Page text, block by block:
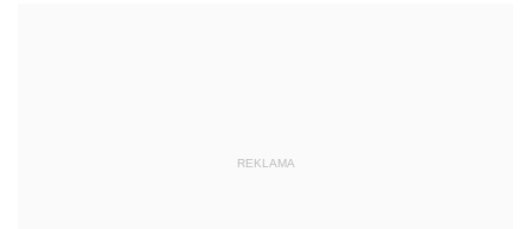
REKLAMA